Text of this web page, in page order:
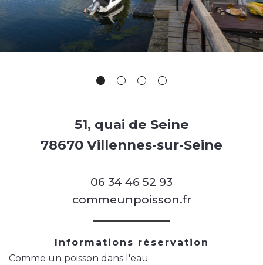
51, quai de Seine
78670 Villennes-sur-Seine
06 34 46 52 93
commeunpoisson.fr
Informations réservation
Comme un poisson dans l'eau